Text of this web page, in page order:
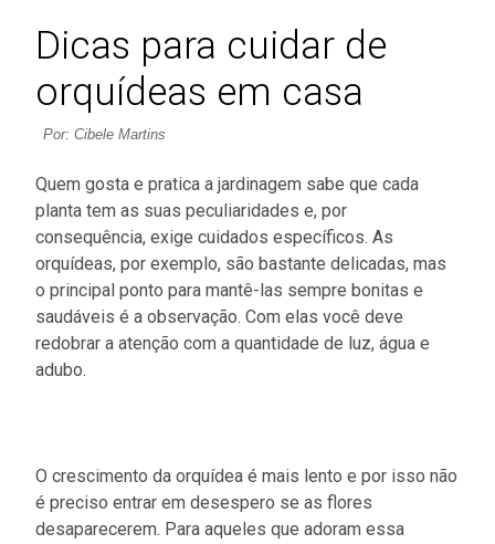
Dicas para cuidar de
orquídeas em casa
Por: Cibele Martins
Quem gosta e pratica a jardinagem sabe que cada
planta tem as suas peculiaridades e, por
consequência, exige cuidados específicos. As
orquídeas, por exemplo, são bastante delicadas, mas
o principal ponto para mantê-las sempre bonitas e
saudáveis é a observação. Com elas você deve
redobrar a atenção com a quantidade de luz, água e
adubo.
O crescimento da orquídea é mais lento e por isso não
é preciso entrar em desespero se as flores
desaparecerem. Para aqueles que adoram essa